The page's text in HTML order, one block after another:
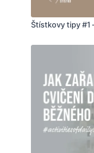
Štístkovy tipy #1